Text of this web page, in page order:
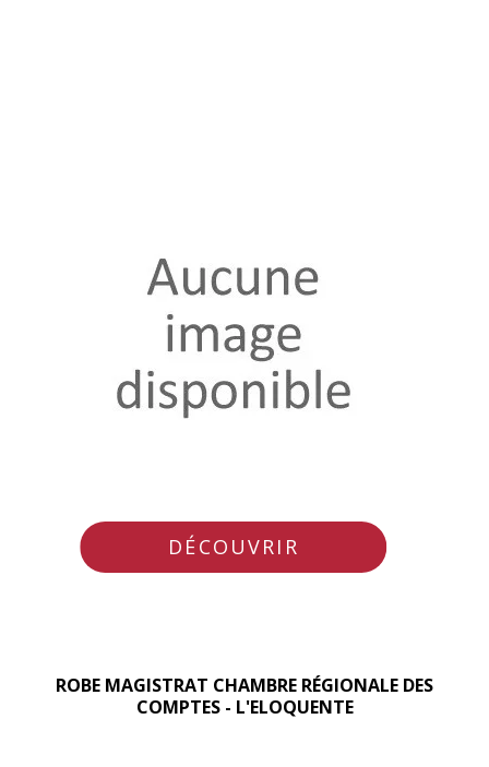
DÉCOUVRIR
ROBE MAGISTRAT CHAMBRE RÉGIONALE DES
COMPTES - L'ELOQUENTE